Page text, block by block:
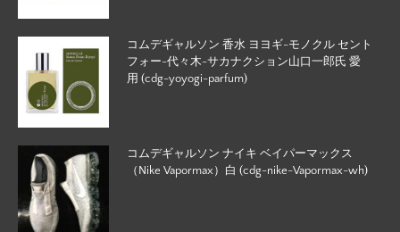
コムデギャルソン 香水 ヨヨギ-モノクル セント
フォー-代々木-サカナクション山口一郎氏 愛
用 (cdg-yoyogi-parfum)
コムデギャルソン ナイキ ベイパーマックス
（Nike Vapormax）白 (cdg-nike-Vapormax-wh)